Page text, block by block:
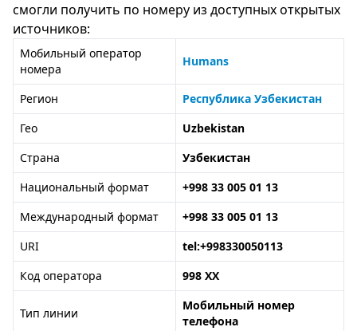
смогли получить по номеру из доступных открытых
источников:
Мобильный оператор
номера
Humans
Регион
Республика Узбекистан
Гео
Uzbekistan
Страна
Узбекистан
Национальный формат
+998 33 005 01 13
Международный формат
+998 33 005 01 13
URI
tel:+998330050113
Код оператора
998 XX
Тип линии
Мобильный номер
телефона